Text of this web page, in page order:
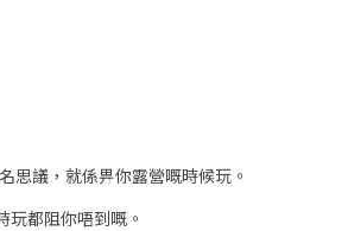
思議，就係畀你露營嘅時候玩。
玩都阻你唔到嘅。